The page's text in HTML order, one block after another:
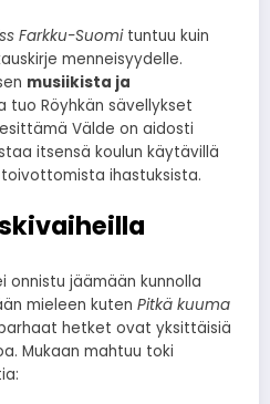
Farkku-Suomituntuu kuin
menneisyydelle.
musiikista ja
tuo Röyhkän sävellykset
Välde on aidosti
itsensä koulun käytävillä
ihastuksista.
onnistu jäämään kunnolla
mieleen kuten Pitkä kuuma
hetket ovat yksittäisiä
Mukaan mahtuu toki